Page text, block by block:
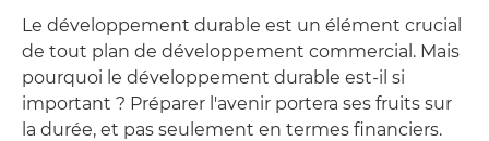
Le développement durable est un élément crucial
de tout plan de développement commercial. Mais
pourquoi le développement durable est-il si
important ? Préparer l'avenir portera ses fruits sur
la durée, et pas seulement en termes financiers.